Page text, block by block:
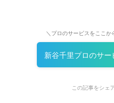
＼プロのサービスをここか
新谷千里プロのサ
この記事をシェ